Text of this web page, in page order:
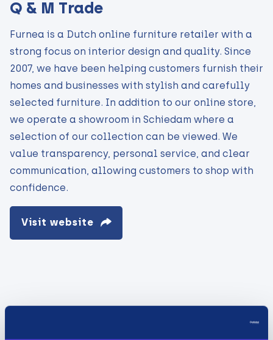
Q & M Trade
Furnea is a Dutch online furniture retailer with a
strong focus on interior design and quality. Since
2007, we have been helping customers furnish their
homes and businesses with stylish and carefully
selected furniture. In addition to our online store,
we operate a showroom in Schiedam where a
selection of our collection can be viewed. We
value transparency, personal service, and clear
communication, allowing customers to shop with
confidence.
Visit website